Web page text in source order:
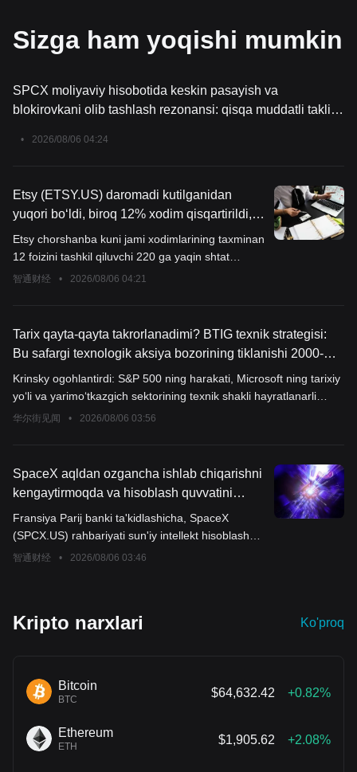
Sizga ham yoqishi mumkin
SPCX moliyaviy hisobotida keskin pasayish va
blokirovkani olib tashlash rezonansi: qisqa muddatli taklif
• 2026/08/06 04:24
Etsy (ETSY.US) daromadi kutilganidan
yuqori bo‘ldi, biroq 12% xodim qisqartirildi,
yangi bosh direktor “o‘sish uchun qayta
tuzilmoqda” dedi
Etsy chorshanba kuni jami xodimlarining taxminan
12 foizini tashkil qiluvchi 220 ga yaqin shtat
qisqartirilishini e'lon qildi. Bu qaror tashkilot
innovatsiyalarni tezlashtirish maqsadida qabul
智通财经 • 2026/08/06 04:21
Tarix qayta-qayta takrorlanadimi? BTIG texnik strategisi:
Bu safargi texnologik aksiya bozorining tiklanishi 2000-
yildagi pufakning eng yuqori nuqtasiga hayratlanarli
darajada o‘xshaydi
Krinsky ogohlantirdi: S&P 500 ning harakati, Microsoft ning tarixiy
yo‘li va yarimo‘tkazgich sektorining texnik shakli hayratlanarli
o‘xshashlikka ega. U ushbu reboundning 50 kunlik o‘rtacha
haqiqatdan ham bull market emas, balki mavjud mablag‘larning
"stulchani egallash" rotatsiyasi; texnologiya aksiyalarining
energiyasi tugagach, davom ettirish uchun kuch yetishmaydi.
华尔街见闻 • 2026/08/06 03:56
SpaceX aqldan ozgancha ishlab chiqarishni
kengaytirmoqda va hisoblash quvvatini
yutmoqda! 2027-yilda GPU yetishmovchiligi
haqida yana xavotirlar paydo bo‘ldi: BNP
Paribas CoreWeave (CRWV.US), Nebius
Fransiya Parij banki ta'kidlashicha, SpaceX
(SPCX.US) rahbariyati sun'iy intellekt hisoblash
quvvatini kengaytirish va bulutli xizmatlar orqali
智通财经 • 2026/08/06 03:46
Kripto narxlari Ko'proq
Bitcoin
BTC
$64,632.42 +0.82%
Ethereum
ETH
$1,905.62 +2.08%